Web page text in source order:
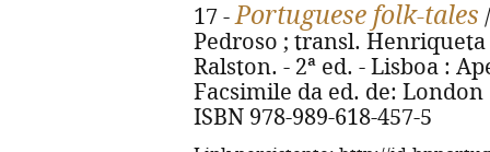
17 -Portuguese folk-tales
Pedroso ; transl.
Ralston. - 2ª ed. - Lisboa :
Facsimile da ed. de:
ISBN 978-989-618-457-5